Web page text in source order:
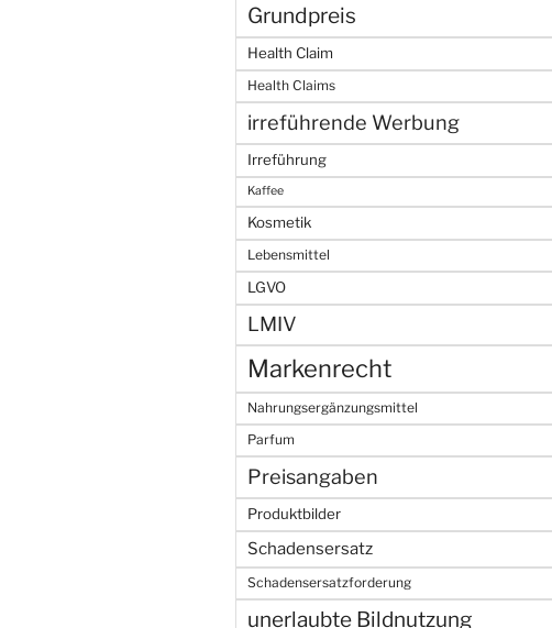
Grundpreis
Health Claim
Health Claims
irreführende Werbung
Irreführung
Kaffee
Kosmetik
Lebensmittel
LGVO
LMIV
Markenrecht
Nahrungsergänzungsmittel
Parfum
Preisangaben
Produktbilder
Schadensersatz
Schadensersatzforderung
unerlaubte Bildnutzung